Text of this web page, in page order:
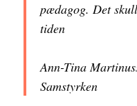
pædagog. Det
tiden
Ann-Tina
Samstyrken